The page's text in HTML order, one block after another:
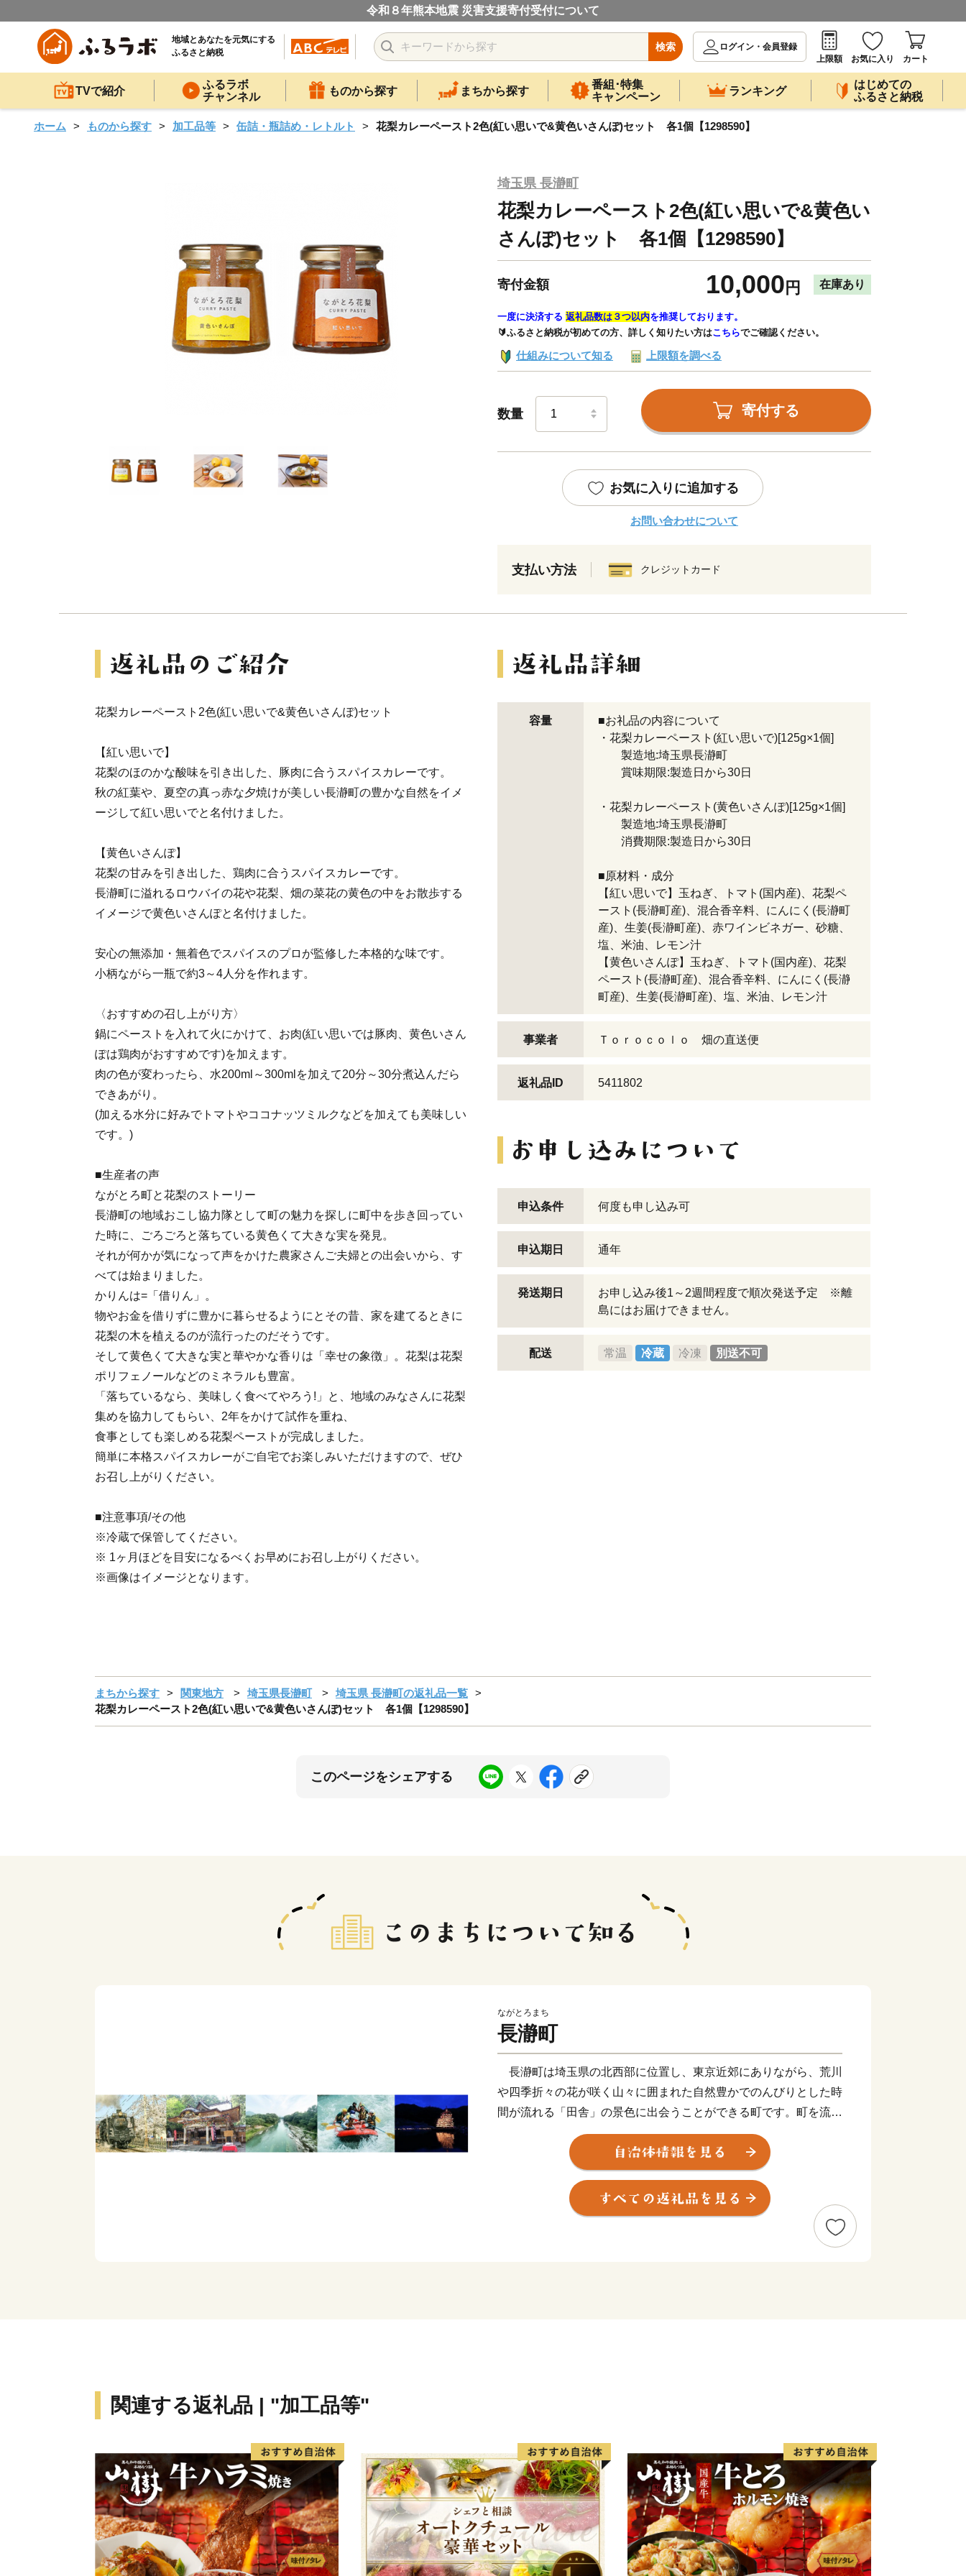
令和８年熊本地震 災害支援寄付受付について
地域とあなたを元気にする
ふるさと納税
検索
ログイン・会員登録
上限額
お気に入り カート
TVで紹介
ふるラボ
チャンネル
ものから探す まちから探す
番組･特集
キャンペーン
ランキング
はじめての
ふるさと納税
ホーム ものから探す 加工品等 缶詰・瓶詰め・レトルト 花梨カレーペースト2色(紅い思いで&黄色いさんぽ)セット 各1個【1298590】
埼玉県 長瀞町
花梨カレーペースト2色(紅い思いで&黄色い
さんぽ)セット 各1個【1298590】
寄付金額 10,000 円 在庫あり
一度に決済する 返礼品数は３つ以内を推奨しております。
🔰ふるさと納税が初めての方、詳しく知りたい方はこちらでご確認ください。
仕組みについて知る 上限額を調べる
数量 寄付する
お気に入りに追加する
お問い合わせについて
支払い方法 クレジットカード
花梨カレーペースト2色(紅い思いで&黄色いさんぽ)セット
【紅い思いで】
花梨のほのかな酸味を引き出した、豚肉に合うスパイスカレーです。
秋の紅葉や、夏空の真っ赤な夕焼けが美しい長瀞町の豊かな自然をイメ
ージして紅い思いでと名付けました。
【黄色いさんぽ】
花梨の甘みを引き出した、鶏肉に合うスパイスカレーです。
長瀞町に溢れるロウバイの花や花梨、畑の菜花の黄色の中をお散歩する
イメージで黄色いさんぽと名付けました。
安心の無添加・無着色でスパイスのプロが監修した本格的な味です。
小柄ながら一瓶で約3～4人分を作れます。
〈おすすめの召し上がり方〉
鍋にペーストを入れて火にかけて、お肉(紅い思いでは豚肉、黄色いさん
ぽは鶏肉がおすすめです)を加えます。
肉の色が変わったら、水200ml～300mlを加えて20分～30分煮込んだら
できあがり。
(加える水分に好みでトマトやココナッツミルクなどを加えても美味しい
です。)
■生産者の声
ながとろ町と花梨のストーリー
長瀞町の地域おこし協力隊として町の魅力を探しに町中を歩き回ってい
た時に、ごろごろと落ちている黄色くて大きな実を発見。
それが何かが気になって声をかけた農家さんご夫婦との出会いから、す
べては始まりました。
かりんは=「借りん」。
物やお金を借りずに豊かに暮らせるようにとその昔、家を建てるときに
花梨の木を植えるのが流行ったのだそうです。
そして黄色くて大きな実と華やかな香りは「幸せの象徴」。花梨は花梨
ポリフェノールなどのミネラルも豊富。
「落ちているなら、美味しく食べてやろう!」と、地域のみなさんに花梨
集めを協力してもらい、2年をかけて試作を重ね、
食事としても楽しめる花梨ペーストが完成しました。
簡単に本格スパイスカレーがご自宅でお楽しみいただけますので、ぜひ
お召し上がりください。
■注意事項/その他
※冷蔵で保管してください。
※ 1ヶ月ほどを目安になるべくお早めにお召し上がりください。
※画像はイメージとなります。
容量
■お礼品の内容について
・花梨カレーペースト(紅い思いで)[125g×1個]
製造地:埼玉県長瀞町
賞味期限:製造日から30日
・花梨カレーペースト(黄色いさんぽ)[125g×1個]
製造地:埼玉県長瀞町
消費期限:製造日から30日
■原材料・成分
【紅い思いで】玉ねぎ、トマト(国内産)、花梨ペ
ースト(長瀞町産)、混合香辛料、にんにく(長瀞町
産)、生姜(長瀞町産)、赤ワインビネガー、砂糖、
塩、米油、レモン汁
【黄色いさんぽ】玉ねぎ、トマト(国内産)、花梨
ペースト(長瀞町産)、混合香辛料、にんにく(長瀞
町産)、生姜(長瀞町産)、塩、米油、レモン汁
事業者 Ｔｏｒｏｃｏｌｏ 畑の直送便
返礼品ID 5411802
申込条件 何度も申し込み可
申込期日 通年
発送期日
お申し込み後1～2週間程度で順次発送予定 ※離
島にはお届けできません。
配送 常温 冷蔵 冷凍 別送不可
まちから探す 関東地方 埼玉県長瀞町
埼玉県 長瀞町の返礼品一覧
花梨カレーペースト2色(紅い思いで&黄色いさんぽ)セット 各1個【1298590】
このページをシェアする
ながとろまち
長瀞町
長瀞町は埼玉県の北西部に位置し、東京近郊にありながら、荒川
や四季折々の花が咲く山々に囲まれた自然豊かでのんびりとした時
間が流れる「田舎」の景色に出会うことができる町です。町を流れ
る荒川により創り出された岩畳は、地質学的にも貴重であるととも
に、長瀞町を象徴する美しい風景となっており、一帯が、国の名勝
及び天然記念物に指定されています。また、風景だけでなく、ミシ
ュラン・グリーンガイド・ジャポン一つ星を獲得した寶登山神社の
ほか、ハイキングや川下り、ラフティング等のアクティビティも楽
しむことができ、年間３００万人の観光客の皆さんに訪れていただ
りますので温かいご支援、寄附金を心よりお待ちしております。そ
して、一年中いつ訪れても魅力いっぱいの観光地「長瀞」へ是非遊
びに来て楽しんでください！
※お礼品の贈呈は、町外にお住まいの方です。
関連する返礼品 | "加工品等"